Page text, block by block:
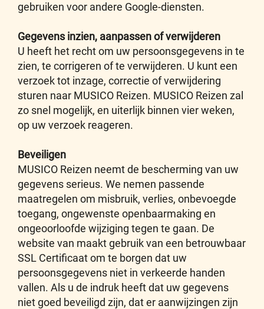
gebruiken voor andere Google-diensten.
Gegevens inzien, aanpassen of verwijderen
U heeft het recht om uw persoonsgegevens in te
zien, te corrigeren of te verwijderen. U kunt een
verzoek tot inzage, correctie of verwijdering
sturen naar MUSICO Reizen. MUSICO Reizen zal
zo snel mogelijk, en uiterlijk binnen vier weken,
op uw verzoek reageren.
Beveiligen
MUSICO Reizen neemt de bescherming van uw
gegevens serieus. We nemen passende
maatregelen om misbruik, verlies, onbevoegde
toegang, ongewenste openbaarmaking en
ongeoorloofde wijziging tegen te gaan. De
website van maakt gebruik van een betrouwbaar
SSL Certificaat om te borgen dat uw
persoonsgegevens niet in verkeerde handen
vallen. Als u de indruk heeft dat uw gegevens
niet goed beveiligd zijn, dat er aanwijzingen zijn